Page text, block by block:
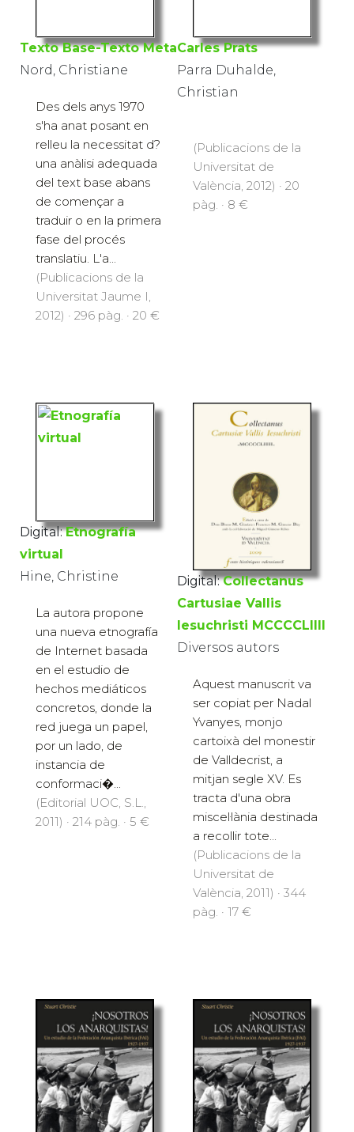
Texto Base-Texto Meta
Nord, Christiane
Des dels anys 1970
s'ha anat posant en
relleu la necessitat d?
una anàlisi adequada
del text base abans
de començar a
traduir o en la primera
fase del procés
translatiu. L'a...
(Publicacions de la
Universitat Jaume I,
2012) · 296 pàg. · 20 €
Carles Prats
Parra Duhalde,
Christian
(Publicacions de la
Universitat de
València, 2012) · 20
pàg. · 8 €
Digital: Etnografía
virtual
Hine, Christine
La autora propone
una nueva etnografía
de Internet basada
en el estudio de
hechos mediáticos
concretos, donde la
red juega un papel,
por un lado, de
instancia de
conformaci�...
(Editorial UOC, S.L.,
2011) · 214 pàg. · 5 €
Digital: Collectanus
Cartusiae Vallis
Iesuchristi MCCCCLIIII
Diversos autors
Aquest manuscrit va
ser copiat per Nadal
Yvanyes, monjo
cartoixà del monestir
de Valldecrist, a
mitjan segle XV. Es
tracta d'una obra
miscel·lània destinada
a recollir tote...
(Publicacions de la
Universitat de
València, 2011) · 344
pàg. · 17 €